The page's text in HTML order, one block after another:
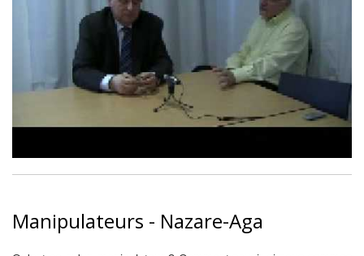
Manipulateurs - Nazare-Aga